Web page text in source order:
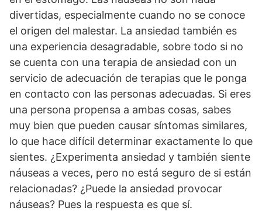
divertidas, especialmente cuando no se conoce
el origen del malestar. La ansiedad también es
una experiencia desagradable, sobre todo si no
se cuenta con una terapia de ansiedad con un
servicio de adecuación de terapias que le ponga
en contacto con las personas adecuadas. Si eres
una persona propensa a ambas cosas, sabes
muy bien que pueden causar síntomas similares,
lo que hace difícil determinar exactamente lo que
sientes. ¿Experimenta ansiedad y también siente
náuseas a veces, pero no está seguro de si están
relacionadas? ¿Puede la ansiedad provocar
náuseas? Pues la respuesta es que sí.